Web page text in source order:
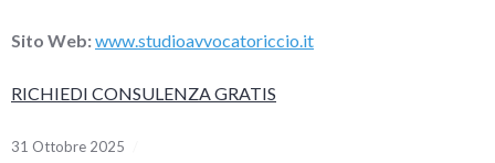
Sito Web:www.studioavvocatoriccio.it
RICHIEDI CONSULENZA GRATIS
31 Ottobre 2025